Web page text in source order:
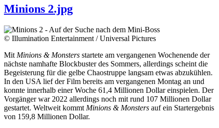
Minions 2.jpg
© Illumination Entertainment / Universal Pictures
Mit Minions & Monsters startete am vergangenen Wochenende der
nächste namhafte Blockbuster des Sommers, allerdings scheint die
Begeisterung für die gelbe Chaostruppe langsam etwas abzukühlen.
In den USA lief der Film bereits am vergangenen Montag an und
konnte innerhalb einer Woche 61,4 Millionen Dollar einspielen. Der
Vorgänger war 2022 allerdings noch mit rund 107 Millionen Dollar
gestartet. Weltweit kommt Minions & Monsters auf ein Startergebnis
von 159,8 Millionen Dollar.